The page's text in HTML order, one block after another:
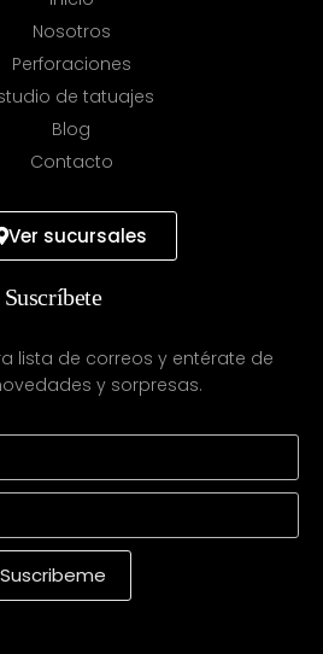
Nosotros
Perforaciones
de tatuajes
Blog
Contacto
Ver sucursales
Suscríbete
lista de correos y entérate de
y sorpresas.